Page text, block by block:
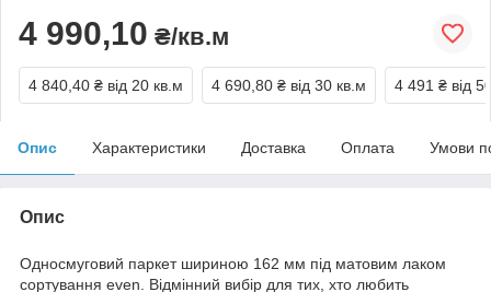
4 990,10 ₴/кв.м
4 840,40 ₴ від 20 кв.м 4 690,80 ₴ від 30 кв.м 4 491 ₴ від
Опис Характеристики Доставка Оплата Умови
Опис
Односмуговий паркет шириною 162 мм під матовим лаком
сортування even. Відмінний вибір для тих, хто любить